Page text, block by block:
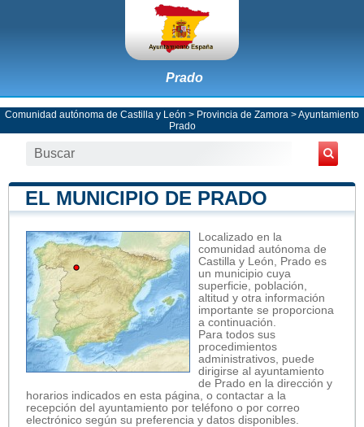
Prado
Comunidad autónoma de Castilla y León > Provincia de Zamora >Ayuntamiento
Prado
EL MUNICIPIO DE PRADO
Localizado en la
comunidad autónoma de
Castilla y León, Prado es
un municipio cuya
superficie, población,
altitud y otra información
importante se proporciona
a continuación.
Para todos sus
procedimientos
administrativos, puede
dirigirse al ayuntamiento
de Prado en la dirección y
horarios indicados en esta página, o contactar a la
recepción del ayuntamiento por teléfono o por correo
electrónico según su preferencia y datos disponibles.